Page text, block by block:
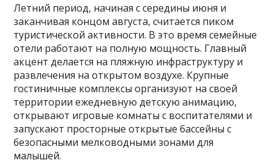
Летний период, начиная с середины июня и
заканчивая концом августа, считается пиком
туристической активности. В это время семейные
отели работают на полную мощность. Главный
акцент делается на пляжную инфраструктуру и
развлечения на открытом воздухе. Крупные
гостиничные комплексы организуют на своей
территории ежедневную детскую анимацию,
открывают игровые комнаты с воспитателями и
запускают просторные открытые бассейны с
безопасными мелководными зонами для
малышей.